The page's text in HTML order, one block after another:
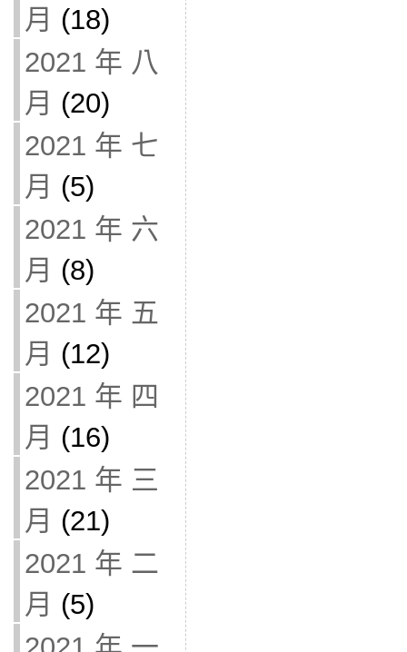
月 (18)
2021 年 八
月 (20)
2021 年 七
月 (5)
2021 年 六
月 (8)
2021 年 五
月 (12)
2021 年 四
月 (16)
2021 年 三
月 (21)
2021 年 二
月 (5)